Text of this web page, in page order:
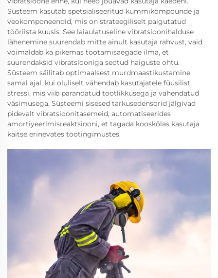
Süsteem kasutab spetsialiseeritud kummikompounde ja
veokomponeendid, mis on strateegiliselt paigutatud
tööriista kuusis. See laiaulatuseline vibratsioonihalduse
lähenemine suurendab mitte ainult kasutaja rahvust, vaid
võimaldab ka pikemas töötamisaegade ilma, et
suurendaksid vibratsiooniga seotud haiguste ohtu.
Süsteem säilitab optimaalsest murdmaastikustamine
samal ajal, kui oluliselt vähendab kasutajatele füüsilist
stressi, mis viib parandatud tootlikkusega ja vähendatud
väsimusega. Süsteemi sisesed tarkusedensorid jälgivad
pidevalt vibratsioonitasemeid, automatiseerides
amortiyeerimisreaktsiooni, et tagada kooskõlas kasutaja
kaitse erinevates töötingimustes.